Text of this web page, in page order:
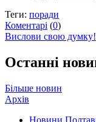
Теги: поради
Коментарі (0)
Вислови свою думку!
Останні
Більше новин
Архів